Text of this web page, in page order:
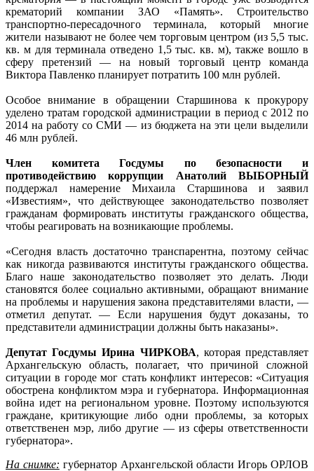
крематорий компании ЗАО «Память». Строительство
транспортно-пересадочного терминала, который многие
жители называют не более чем торговым центром (из 5,5 тыс.
кв. м для терминала отведено 1,5 тыс. кв. м), также вошло в
сферу претензий — на новый торговый центр команда
Виктора Павленко планирует потратить 100 млн рублей.
Особое внимание в обращении Старшинова к прокурору
уделено тратам городской администрации в период с 2012 по
2014 на работу со СМИ — из бюджета на эти цели выделили
46 млн рублей.
Член комитета Госдумы по безопасности и
противодействию коррупции Анатолий ВЫБОРНЫЙ
поддержал намерение Михаила Старшинова и заявил
«Известиям», что действующее законодательство позволяет
гражданам формировать институты гражданского общества,
чтобы реагировать на возникающие проблемы.
«Сегодня власть достаточно транспарентна, поэтому сейчас
как никогда развиваются институты гражданского общества.
Благо наше законодательство позволяет это делать. Люди
становятся более социально активными, обращают внимание
на проблемы и нарушения закона представителями власти, —
отметил депутат. — Если нарушения будут доказаны, то
представители администрации должны быть наказаны».
Депутат Госдумы Ирина ЧИРКОВА, которая представляет
Архангельскую область, полагает, что причиной сложной
ситуации в городе мог стать конфликт интересов: «Ситуация
обострена конфликтом мэра и губернатора. Информационная
война идет на региональном уровне. Поэтому используются
граждане, критикующие либо одни проблемы, за которых
ответственен мэр, либо другие — из сферы ответственности
губернатора».
На снимке: губернатор Архангельской области Игорь ОРЛОВ